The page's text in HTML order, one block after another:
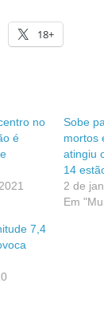
18+
no
é
Sobe
mortos
atingiu
14
2 de
Em
7,4